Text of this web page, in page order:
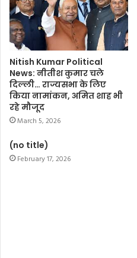
Nitish Kumar Political
News: नीतीश कुमार चले
दिल्ली… राज्यसभा के लिए
किया नामांकन, अमित शाह भी
रहे मौजूद
March 5, 2026
(no title)
February 17, 2026